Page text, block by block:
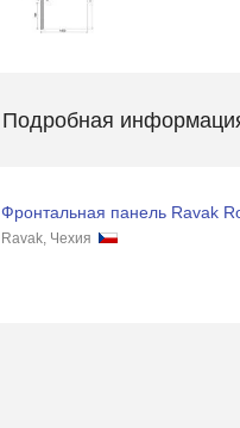
Подробная
Фронтальная панель Ravak
Ravak, Чехия